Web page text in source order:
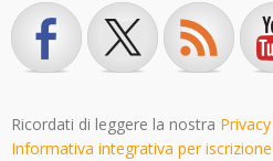
Ricordati di leggere la nostra
Informativa integrativa per